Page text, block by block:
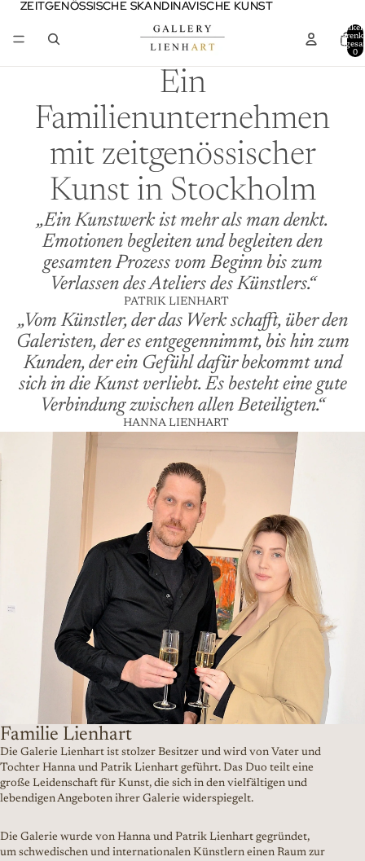
ZEITGENÖSSISCHE SKANDINAVISCHE KUNST
ZEITGENÖSSISCHE SKANDINAVISCHE KUNST
Artikel
0
Ein
Familienunternehmen
mit zeitgenössischer
Kunst in Stockholm
„Ein Kunstwerk ist mehr als man denkt.
Emotionen begleiten und begleiten den
gesamten Prozess vom Beginn bis zum
Verlassen des Ateliers des Künstlers.“
PATRIK LIENHART
„Vom Künstler, der das Werk schafft, über den
Galeristen, der es entgegennimmt, bis hin zum
Kunden, der ein Gefühl dafür bekommt und
sich in die Kunst verliebt. Es besteht eine gute
Verbindung zwischen allen Beteiligten.“
HANNA LIENHART
Familie Lienhart
Die Galerie Lienhart ist stolzer Besitzer und wird von Vater und
Tochter Hanna und Patrik Lienhart geführt. Das Duo teilt eine
große Leidenschaft für Kunst, die sich in den vielfältigen und
lebendigen Angeboten ihrer Galerie widerspiegelt.
Die Galerie wurde von Hanna und Patrik Lienhart gegründet,
um schwedischen und internationalen Künstlern einen Raum zur